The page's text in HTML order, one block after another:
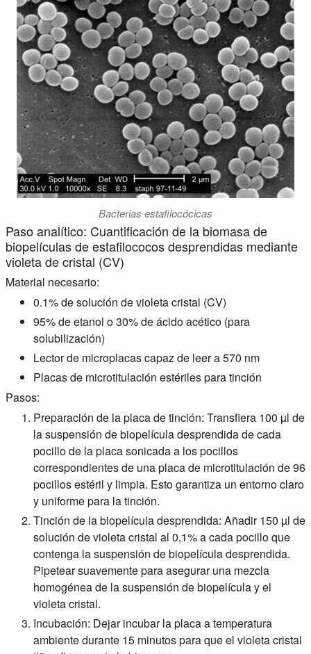
Bacterias estafilocócicas
Paso analítico: Cuantificación de la biomasa de
biopelículas de estafilococos desprendidas mediante
violeta de cristal (CV)
Material necesario:
0.1% de solución de violeta cristal (CV)
95% de etanol o 30% de ácido acético (para
solubilización)
Lector de microplacas capaz de leer a 570 nm
Placas de microtitulación estériles para tinción
Pasos:
Preparación de la placa de tinción: Transfiera 100 µl de
la suspensión de biopelícula desprendida de cada
pocillo de la placa sonicada a los pocillos
correspondientes de una placa de microtitulación de 96
pocillos estéril y limpia. Esto garantiza un entorno claro
y uniforme para la tinción.
Tinción de la biopelícula desprendida: Añadir 150 µl de
solución de violeta cristal al 0,1% a cada pocillo que
contenga la suspensión de biopelícula desprendida.
Pipetear suavemente para asegurar una mezcla
homogénea de la suspensión de biopelícula y el
violeta cristal.
Incubación: Dejar incubar la placa a temperatura
ambiente durante 15 minutos para que el violeta cristal